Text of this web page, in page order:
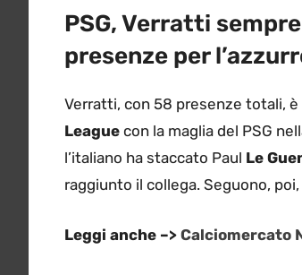
PSG, Verratti
presenze per
Verratti, con 58 presenze totali,
League con la maglia del PSG
l’italiano ha staccato Paul Le
raggiunto il collega. Seguono, poi,
Leggi anche –> Calciomercato